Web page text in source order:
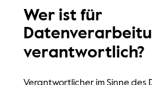
Wer ist für
verantwortlich?
Verantwortlicher im Sinne des